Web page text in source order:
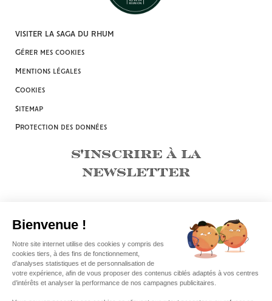
VISITER LA SAGA DU RHUM
Mentions légales
Cookies
Sitemap
Protection des données
Gérer mes cookies
S'INSCRIRE À LA
NEWSLETTER
l'abus d'alcool est dangereux pour la santé, à consommer avec
This site is protected by reCAPTCHA and the GooglePrivacy Policyand
Terms of Service